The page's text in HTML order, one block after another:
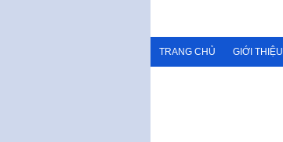
TRANG CHỦ GIỚI THIỆU